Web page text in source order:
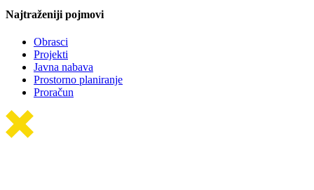
Najtraženiji pojmovi
Obrasci
Projekti
Javna nabava
Prostorno planiranje
Proračun